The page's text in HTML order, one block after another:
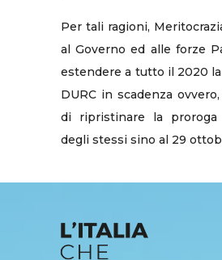
Per tali ragioni,
al Governo ed alle forze
estendere a tutto il 2020
DURC in scadenza
di ripristinare la proroga
degli stessi sino al 29